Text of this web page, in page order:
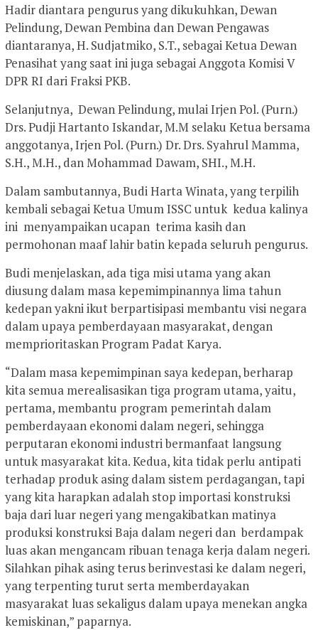
Hadir diantara pengurus yang dikukuhkan, Dewan
Pelindung, Dewan Pembina dan Dewan Pengawas
diantaranya, H. Sudjatmiko, S.T., sebagai Ketua Dewan
Penasihat yang saat ini juga sebagai Anggota Komisi V
DPR RI dari Fraksi PKB.
Selanjutnya, Dewan Pelindung, mulai Irjen Pol. (Purn.)
Drs. Pudji Hartanto Iskandar, M.M selaku Ketua bersama
anggotanya, Irjen Pol. (Purn.) Dr. Drs. Syahrul Mamma,
S.H., M.H., dan Mohammad Dawam, SHI., M.H.
Dalam sambutannya, Budi Harta Winata, yang terpilih
kembali sebagai Ketua Umum ISSC untuk kedua kalinya
ini menyampaikan ucapan terima kasih dan
permohonan maaf lahir batin kepada seluruh pengurus.
Budi menjelaskan, ada tiga misi utama yang akan
diusung dalam masa kepemimpinannya lima tahun
kedepan yakni ikut berpartisipasi membantu visi negara
dalam upaya pemberdayaan masyarakat, dengan
memprioritaskan Program Padat Karya.
“Dalam masa kepemimpinan saya kedepan, berharap
kita semua merealisasikan tiga program utama, yaitu,
pertama, membantu program pemerintah dalam
pemberdayaan ekonomi dalam negeri, sehingga
perputaran ekonomi industri bermanfaat langsung
untuk masyarakat kita. Kedua, kita tidak perlu antipati
terhadap produk asing dalam sistem perdagangan, tapi
yang kita harapkan adalah stop importasi konstruksi
baja dari luar negeri yang mengakibatkan matinya
produksi konstruksi Baja dalam negeri dan berdampak
luas akan mengancam ribuan tenaga kerja dalam negeri.
Silahkan pihak asing terus berinvestasi ke dalam negeri,
yang terpenting turut serta memberdayakan
masyarakat luas sekaligus dalam upaya menekan angka
kemiskinan,” paparnya.